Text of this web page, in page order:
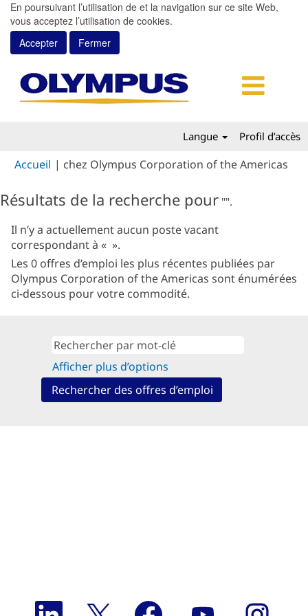
En poursuivant l’utilisation de et la navigation sur ce site Web,
vous acceptez l’utilisation de cookies.
Accepter
Fermer
Langue Profil d’accès
Accueil | chez Olympus Corporation of the Americas
Résultats de la recherche pour "".
Il n’y a actuellement aucun poste vacant
correspondant à « ».
Les 0 offres d’emploi les plus récentes publiées par
Olympus Corporation of the Americas sont énumérées
ci-dessous pour votre commodité.
Afficher plus d’options
S S S